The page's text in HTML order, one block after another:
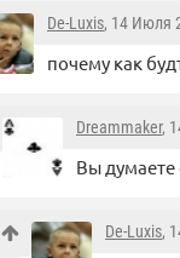
De-Luxis, 14 Июля
почему как
Dreammaker,
Вы думаете
De-Luxis,